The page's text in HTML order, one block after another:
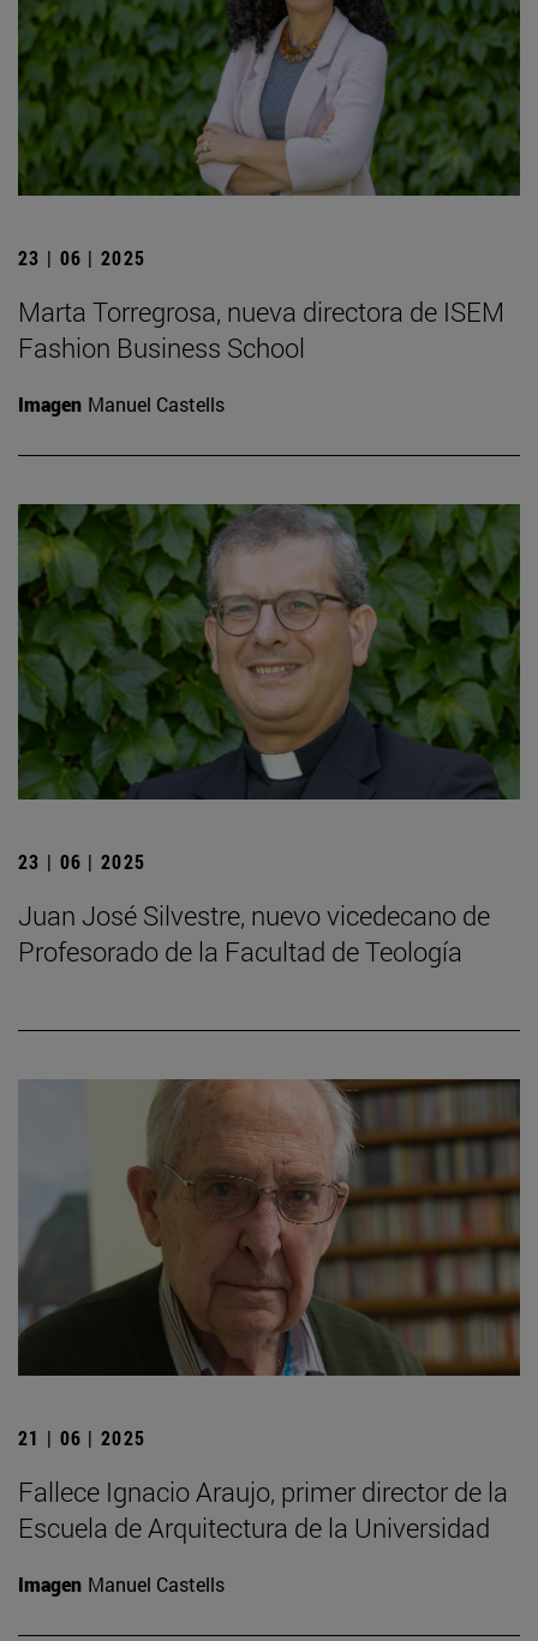
23 | 06 | 2025
Marta Torregrosa, nueva directora de ISEM
Fashion Business School
Imagen Manuel Castells
23 | 06 | 2025
Juan José Silvestre, nuevo vicedecano de
Profesorado de la Facultad de Teología
21 | 06 | 2025
Fallece Ignacio Araujo, primer director de la
Escuela de Arquitectura de la Universidad
Imagen Manuel Castells